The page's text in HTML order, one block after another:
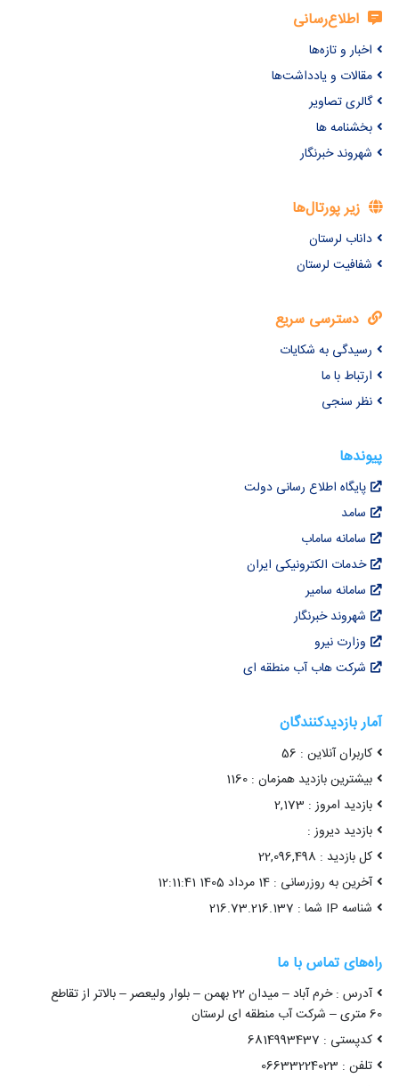
اطلاع‌رسانی
اخبار و تازه‌ها
مقالات و یادداشت‌ها
گالری تصاویر
بخشنامه ها
شهروند خبرنگار
زیر پورتال‌ها
داناب لرستان
شفافیت لرستان
دسترسی سریع
رسیدگی به شکایات
ارتباط با ما
نظر سنجی
پیوندها
پایگاه اطلاع رسانی دولت
سامد
سامانه ساماب
خدمات الکترونیکی ایران
سامانه سامیر
شهروند خبرنگار
وزارت نیرو
شرکت هاب آب منطقه ای
آمار بازدیدکنندگان
کاربران آنلاین : 56
بیشترین بازدید همزمان : 1160
بازدید امروز : 2,173
بازدید دیروز :
کل بازدید : 22,096,498
آخرین به روزرسانی : 14 مرداد 1405 12:11:41
شناسه IP شما : 216.73.216.137
راه‌های تماس با ما
آدرس : خرم آباد – میدان 22 بهمن – بلوار ولیعصر – بالاتر از تقاطع
60 متری – شرکت آب منطقه ای لرستان
کدپستی : 6814993437
تلفن : 06633224023